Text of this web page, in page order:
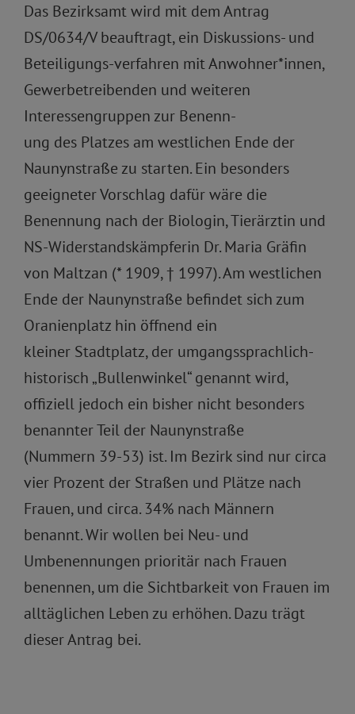
Das Bezirksamt wird mit dem Antrag
DS/0634/V beauftragt, ein Diskussions- und
Beteiligungs-verfahren mit Anwohner*innen,
Gewerbetreibenden und weiteren
Interessengruppen zur Benenn-
ung des Platzes am westlichen Ende der
Naunynstraße zu starten. Ein besonders
geeigneter Vorschlag dafür wäre die
Benennung nach der Biologin, Tierärztin und
NS-Widerstandskämpferin Dr. Maria Gräfin
von Maltzan (* 1909, † 1997). Am westlichen
Ende der Naunynstraße befindet sich zum
Oranienplatz hin öffnend ein
kleiner Stadtplatz, der umgangssprachlich-
historisch „Bullenwinkel“ genannt wird,
offiziell jedoch ein bisher nicht besonders
benannter Teil der Naunynstraße
(Nummern 39-53) ist. Im Bezirk sind nur circa
vier Prozent der Straßen und Plätze nach
Frauen, und circa. 34% nach Männern
benannt. Wir wollen bei Neu- und
Umbenennungen prioritär nach Frauen
benennen, um die Sichtbarkeit von Frauen im
alltäglichen Leben zu erhöhen. Dazu trägt
dieser Antrag bei.